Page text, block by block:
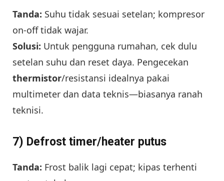
Tanda: Suhu tidak sesuai setelan; kompresor
on-off tidak wajar.
Solusi: Untuk pengguna rumahan, cek dulu
setelan suhu dan reset daya. Pengecekan
thermistor/resistansi idealnya pakai
multimeter dan data teknis—biasanya ranah
teknisi.
7) Defrost timer/heater putus
Tanda: Frost balik lagi cepat; kipas terhenti